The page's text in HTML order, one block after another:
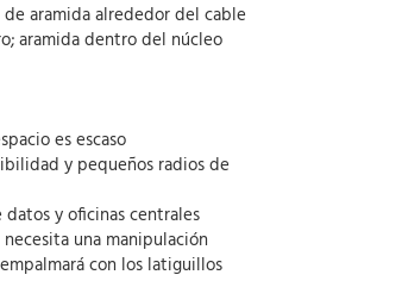
aramida alrededor del cable
aramida dentro del núcleo
es escaso
y pequeños radios de
y oficinas centrales
una manipulación
con los latiguillos